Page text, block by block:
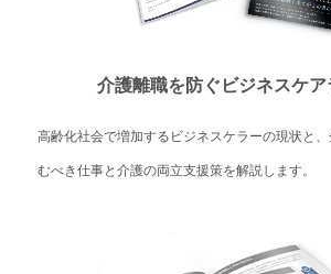
介護離職を防ぐビジネスケア
高齢化社会で増加するビジネスケラーの現状と
むべき仕事と介護の両立支援策を解説します。